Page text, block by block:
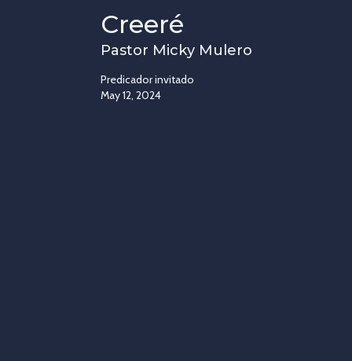
Creeré
Pastor Micky Mulero
Predicador invitado
May 12, 2024